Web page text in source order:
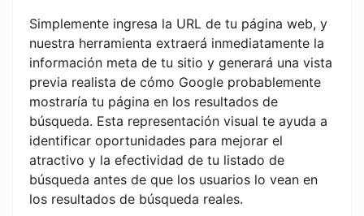
Simplemente ingresa la URL de tu página web, y
nuestra herramienta extraerá inmediatamente la
información meta de tu sitio y generará una vista
previa realista de cómo Google probablemente
mostraría tu página en los resultados de
búsqueda. Esta representación visual te ayuda a
identificar oportunidades para mejorar el
atractivo y la efectividad de tu listado de
búsqueda antes de que los usuarios lo vean en
los resultados de búsqueda reales.